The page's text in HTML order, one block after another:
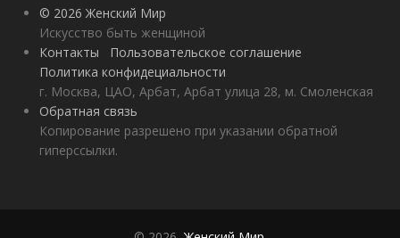
© 2026 Женский Мир
Искусство быть женщиной
Контакты
Пользовательское соглашение
Политика конфидециальности
г. Москва, ЦАО, Арбат, Арбат улица 28, м. Смоленская
Обратная связь
Копирование разрешено при указании обратной
гиперссылки.